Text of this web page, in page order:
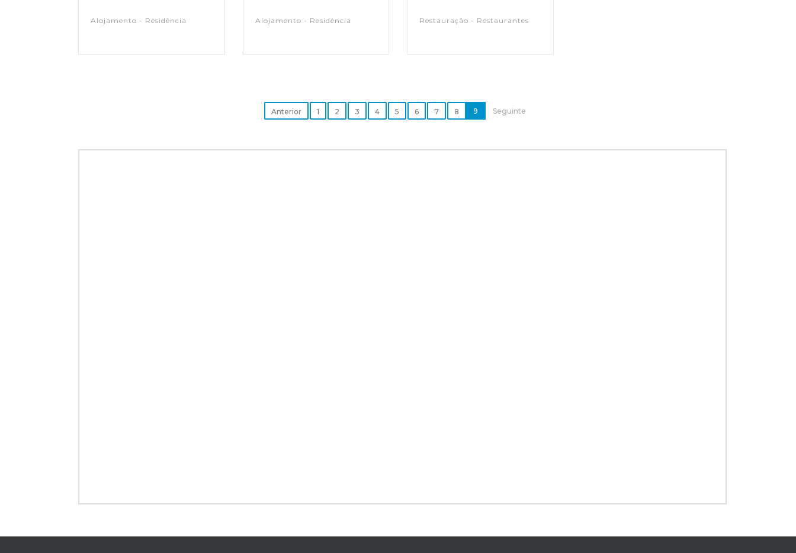
Alojamento - Residência Alojamento - Residência Restauração - Restaurantes
Anterior 1 2 3 4 5 6 7 8 9 Seguinte